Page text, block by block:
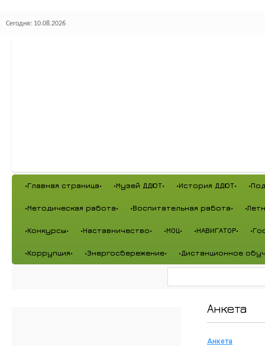
Сегодня: 10.08.2026
•Главная страница• •Музей ДДЮТ• •История ДДЮТ•
•Методическая работа• •Воспитательная работа•
•Конкурсы• •Наставничество• •МОЦ• •НАВИГАТОР•
•Коррупция• •Энергосбережение• •Дистанционное
Анкета
Анкета